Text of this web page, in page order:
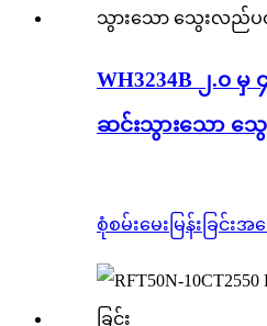
WH3234B ၂.၀
ဆင်းသွားသော သွ
စုံစမ်းမေးမြန်းခြင်းအ